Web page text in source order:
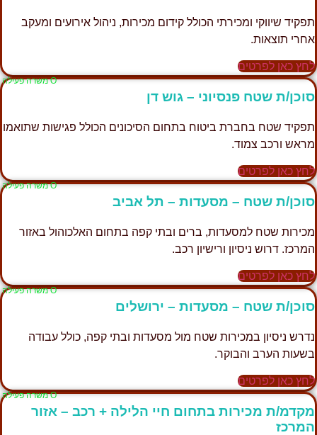
תפקיד שיווקי ומכירתי הכולל קידום מכירות, ניהול אירועים ומעקב
אחרי תוצאות.
לחץ כאן לפרטים
Ο משרה פעילה
סוכן/ת שטח פנסיוני – גוש דן
תפקיד שטח בחברת ביטוח בתחום הסיכונים הכולל פגישות שתואמו
מראש ורכב צמוד.
לחץ כאן לפרטים
Ο משרה פעילה
סוכן/ת שטח – מסעדות – תל אביב
מכירות שטח למסעדות, ברים ובתי קפה בתחום האלכוהול באזור
המרכז. דרוש ניסיון ורישיון רכב.
לחץ כאן לפרטים
Ο משרה פעילה
סוכן/ת שטח – מסעדות – ירושלים
נדרש ניסיון במכירות שטח מול מסעדות ובתי קפה, כולל עבודה
בשעות הערב והבוקר.
לחץ כאן לפרטים
Ο משרה פעילה
מקדמ/ת מכירות בתחום חיי הלילה + רכב – אזור
המרכז